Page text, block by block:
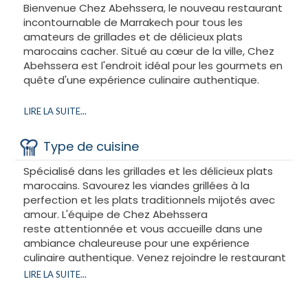
Bienvenue Chez Abehssera, le nouveau restaurant
incontournable de Marrakech pour tous les
amateurs de grillades et de délicieux plats
marocains cacher. Situé au cœur de la ville, Chez
Abehssera est l'endroit idéal pour les gourmets en
quête d'une expérience culinaire authentique.
Dès que vous franchissez les portes de cet
ambiance chaleureuse et conviviale. La décoration
est à la fois moderne et traditionnelle, avec des
touches marocaines qui vous transportent dans
une atmosphère exotique. Que ce soit pour un
repas en famille ou entre amis, Chez Abehssera
saura vous charmer.
LIRE LA SUITE...
Type de cuisine
Spécialisé dans les grillades et les délicieux plats
marocains. Savourez les viandes grillées à la
perfection et les plats traditionnels mijotés avec
amour. L'équipe de Chez Abehssera
reste attentionnée et vous accueille dans une
ambiance chaleureuse pour une expérience
culinaire authentique. Venez rejoindre le restaurant
Chez Abehssera et laissez vos papilles voyager au
LIRE LA SUITE...